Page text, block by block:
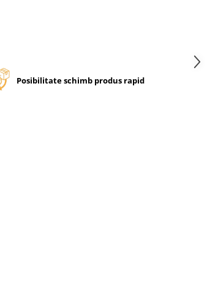
Posibilitate schimb produs rapid